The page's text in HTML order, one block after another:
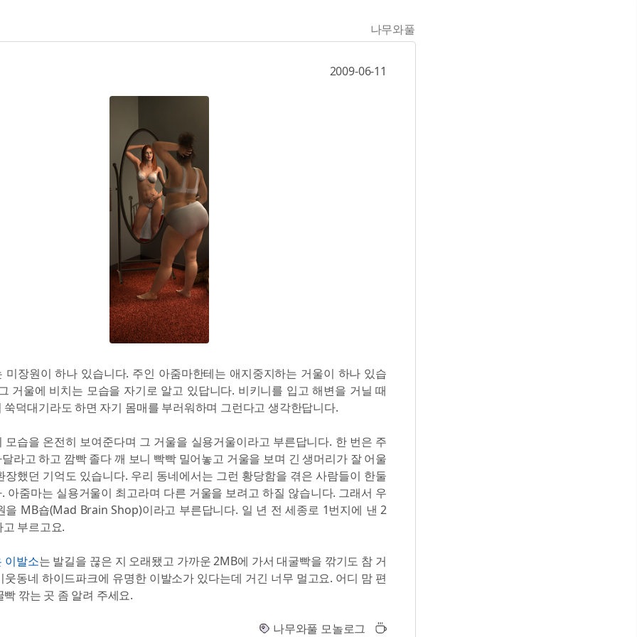
나무와풀
2009-06-11
미장원이 하나 있습니다. 주인 아줌마한테는 애지중지하는 거울이 하나 있습
거울에 비치는 모습을 자기로 알고 있답니다. 비키니를 입고 해변을 거닐 때
쑥덕대기라도 하면 자기 몸매를 부러워하며 그런다고 생각한답니다.
모습을 온전히 보여준다며 그 거울을 실용거울이라고 부른답니다. 한 번은 주
라고 하고 깜빡 졸다 깨 보니 빡빡 밀어놓고 거울을 보며 긴 생머리가 잘 어울
장했던 기억도 있습니다. 우리 동네에서는 그런 황당함을 겪은 사람들이 한둘
아줌마는 실용거울이 최고라며 다른 거울을 보려고 하질 않습니다. 그래서 우
을 MB숍(Mad Brain Shop)이라고 부른답니다. 일 년 전 세종로 1번지에 낸 2
부르고요.
이발소는 발길을 끊은 지 오래됐고 가까운 2MB에 가서 대굴빡을 깎기도 참 거
웃동네 하이드파크에 유명한 이발소가 있다는데 거긴 너무 멀고요. 어디 맘 편
깎는 곳 좀 알려 주세요.
나무와풀 모놀로그